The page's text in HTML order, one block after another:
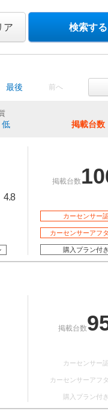
ア 検索する
前へ
最後
低 掲載台数
4.8
掲載台数
カーセンサー
カーセンサーアフ
購入プラン付
掲載台数
カーセンサー
カーセンサーアフ
購入プラン付